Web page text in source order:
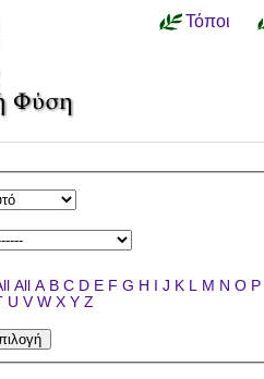
Τόποι
All A B C D E F G H I J K L M N O P
U V W X Y Z